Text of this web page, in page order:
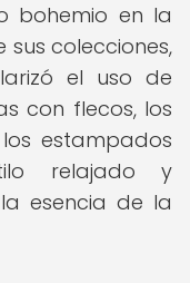
bohemio en la
colecciones,
el uso de
con flecos, los
estampados
relajado y
esencia de la